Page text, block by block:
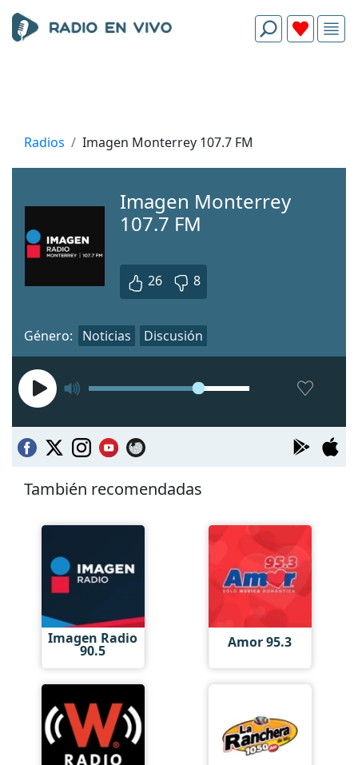
Radios Imagen Monterrey 107.7 FM
Imagen Monterrey
107.7 FM
26 8
Género: Noticias Discusión
También recomendadas
Imagen Radio
90.5 Amor 95.3